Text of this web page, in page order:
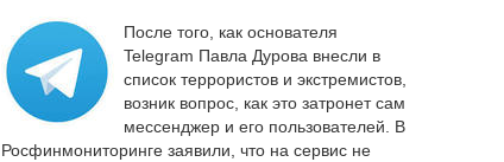
После того, как основателя
Telegram Павла Дурова внесли в
список террористов и экстремистов,
возник вопрос, как это затронет сам
мессенджер и его пользователей. В
Росфинмониторинге заявили, что на сервис не